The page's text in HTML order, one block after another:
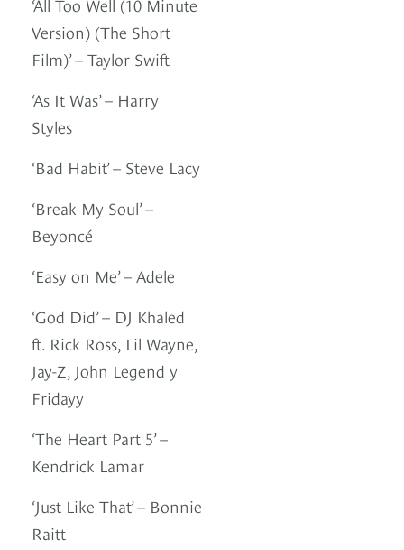
Version) (The Short
Film)’ – Taylor Swift
‘As It Was’ – Harry
Styles
‘Bad Habit’ – Steve Lacy
‘Break My Soul’ –
Beyoncé
‘Easy on Me’ – Adele
‘God Did’ – DJ Khaled
ft. Rick Ross, Lil Wayne,
Jay-Z, John Legend y
Fridayy
‘The Heart Part 5’ –
Kendrick Lamar
‘Just Like That’ – Bonnie
Raitt